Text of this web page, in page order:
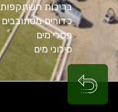
בריכות השתקפות
כדורים מסתובבים
פסלי מים
סילוני מים